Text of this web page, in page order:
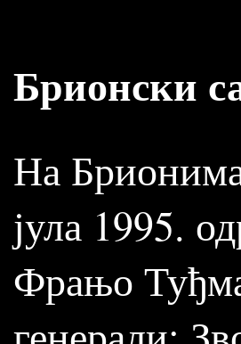
Брионски
На
јула 1995.
Фрањо